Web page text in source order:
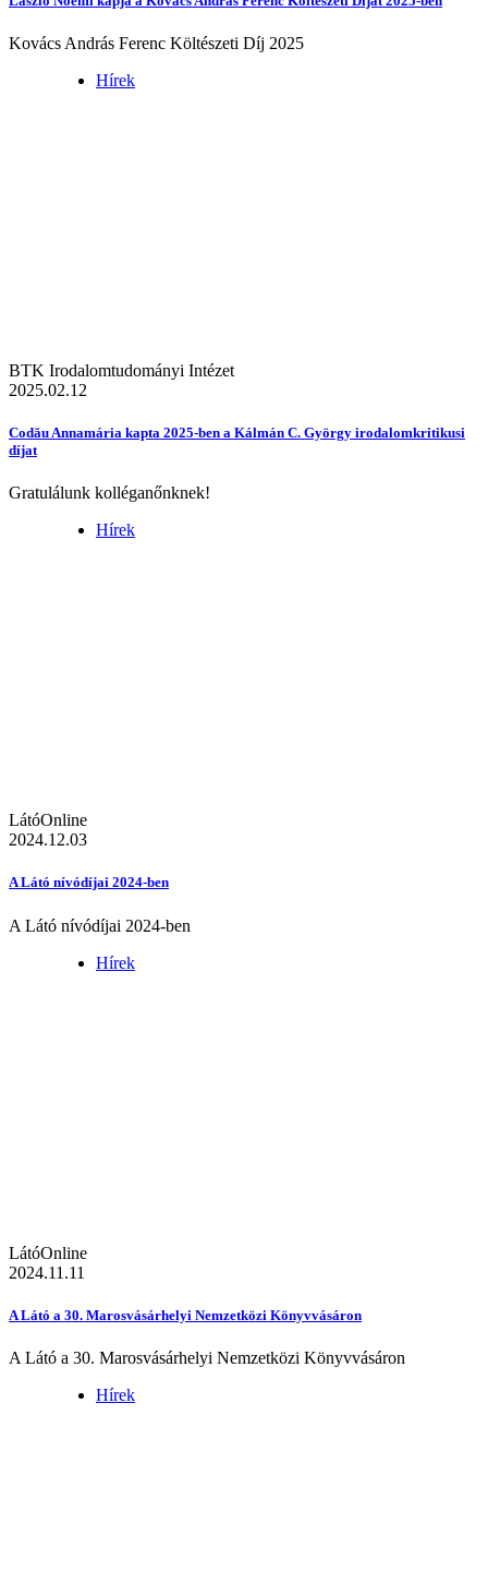
Kovács András Ferenc Költészeti Díj 2025
Hírek
BTK Irodalomtudományi Intézet
2025.02.12
Codău Annamária kapta 2025-ben a Kálmán C. György irodalomkritikusi
díjat
Gratulálunk kolléganőnknek!
Hírek
LátóOnline
2024.12.03
A Látó nívódíjai 2024-ben
A Látó nívódíjai 2024-ben
Hírek
LátóOnline
2024.11.11
A Látó a 30. Marosvásárhelyi Nemzetközi Könyvvásáron
A Látó a 30. Marosvásárhelyi Nemzetközi Könyvvásáron
Hírek